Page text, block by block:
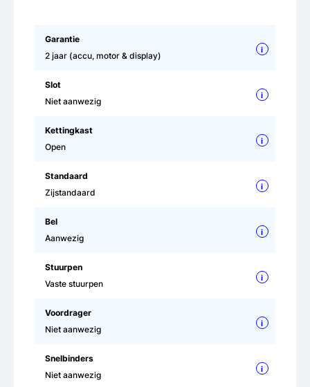
Garantie
2 jaar (accu, motor & display)
i
Slot
Niet aanwezig
i
Kettingkast
Open
i
Standaard
Zijstandaard
i
Bel
Aanwezig
i
Stuurpen
Vaste stuurpen
i
Voordrager
Niet aanwezig
i
Snelbinders
Niet aanwezig
i